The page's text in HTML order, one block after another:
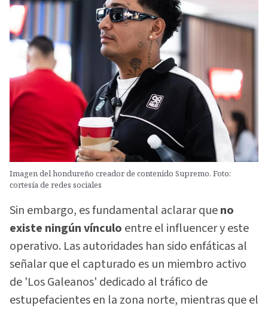
Imagen del hondureño creador de contenido Supremo. Foto:
cortesía de redes sociales
Sin embargo, es fundamental aclarar queno
existe ningún vínculo entre el influencer y este
operativo. Las autoridades han sido enfáticas al
señalar que el capturado es un miembro activo
de 'Los Galeanos' dedicado al tráfico de
estupefacientes en la zona norte, mientras que el